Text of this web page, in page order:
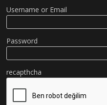
Username or Email
Password
recapthcha